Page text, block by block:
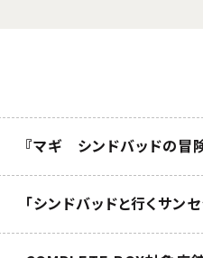
『マギ シンドバッドの冒
「シンドバッドと行くサン